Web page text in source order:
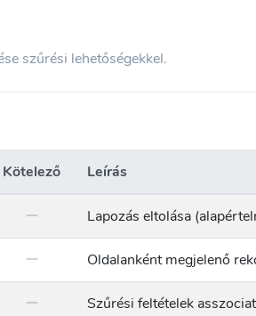
szűrési lehetőségekkel.
Kötelező Leírás
Lapozás eltolása
Oldalanként megjelenő
Szűrési feltételek